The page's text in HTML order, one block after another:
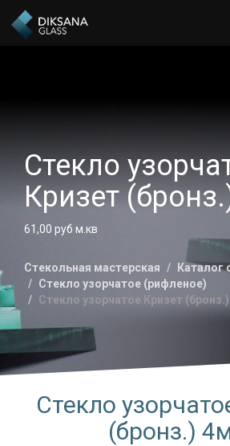
Стекло
Кризет
61,00 руб м.кв
Стекольная мастерская
Каталог
Стекло узорчатое (рифленое)
Стекло узорчатое Кризет
Стекло
(бронз.)